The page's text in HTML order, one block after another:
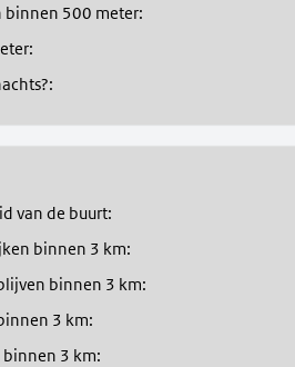
binnen 500 meter:
:
:
van de buurt:
binnen 3 km:
binnen 3 km:
3 km:
3 km: